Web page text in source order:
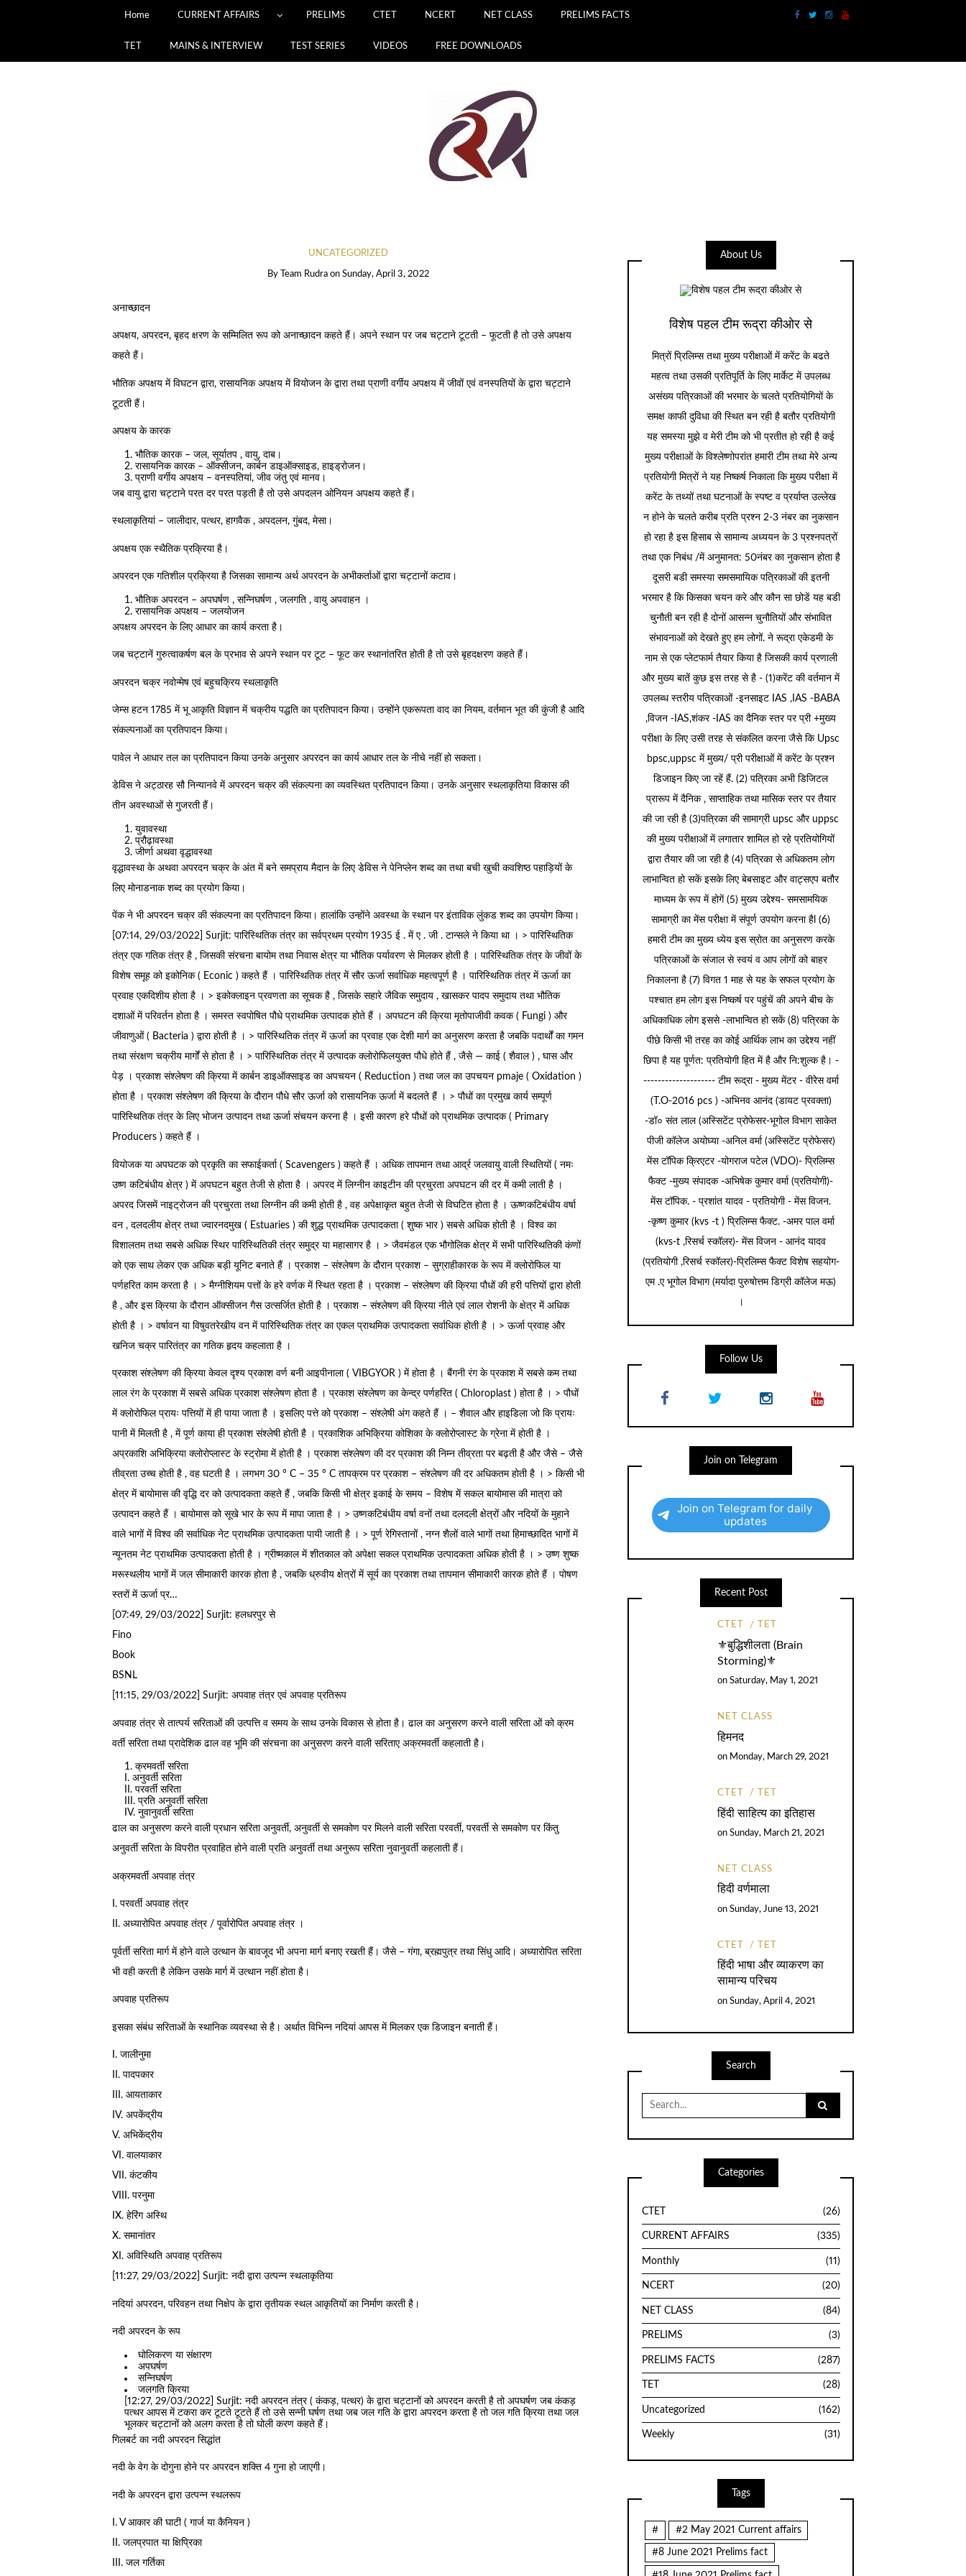
Home CURRENT AFFAIRS PRELIMS CTET NCERT NET CLASS PRELIMS FACTS
TET MAINS & INTERVIEW TEST SERIES VIDEOS FREE DOWNLOADS
UNCATEGORIZED
By Team Rudra on Sunday, April 3, 2022
अनाच्छादन
अपक्षय, अपरदन, बृहद क्षरण के सम्मिलित रूप को अनाच्छादन कहते हैं। अपने स्थान पर जब चट्टाने टूटती – फूटती है तो उसे अपक्षय
कहते हैं।
भौतिक अपक्षय में विघटन द्वारा, रासायनिक अपक्षय में वियोजन के द्वारा तथा प्राणी वर्गीय अपक्षय में जीवों एवं वनस्पतियों के द्वारा चट्टाने
टूटती हैं।
अपक्षय के कारक
भौतिक कारक – जल, सूर्यातप , वायु, दाब।
रासायनिक कारक – ऑक्सीजन, कार्बन डाइऑक्साइड, हाइड्रोजन।
प्राणी वर्गीय अपक्षय – वनस्पतियां, जीव जंतु एवं मानव।
जब वायु द्वारा चट्टाने परत दर परत पड़ती है तो उसे अपदलन ओनियन अपक्षय कहते हैं।
स्थलाकृतियां – जालीदार, पत्थर, हागवैक , अपदलन, गुंबद, मेसा।
अपक्षय एक स्थैतिक प्रक्रिया है।
अपरदन एक गतिशील प्रक्रिया है जिसका सामान्य अर्थ अपरदन के अभीकर्ताओं द्वारा चट्टानों कटाव।
भौतिक अपरदन – अपघर्षण , सन्निघर्षण , जलगति , वायु अपवाहन ।
रासायनिक अपक्षय – जलयोजन
अपक्षय अपरदन के लिए आधार का कार्य करता है।
जब चट्टानें गुरुत्वाकर्षण बल के प्रभाव से अपने स्थान पर टूट – फूट कर स्थानांतरित होती है तो उसे बृहदक्षरण कहते हैं।
अपरदन चक्र नवोन्मेष एवं बहुचक्रिय स्थलाकृति
जेम्स हटन 1785 में भू आकृति विज्ञान में चक्रीय पद्धति का प्रतिपादन किया। उन्होंने एकरूपता वाद का नियम, वर्तमान भूत की कुंजी है आदि
संकल्पनाओं का प्रतिपादन किया।
पावेल ने आधार तल का प्रतिपादन किया उनके अनुसार अपरदन का कार्य आधार तल के नीचे नहीं हो सकता।
डेविस ने अट्ठारह सौ निन्यानवे में अपरदन चक्र की संकल्पना का व्यवस्थित प्रतिपादन किया। उनके अनुसार स्थलाकृतिया विकास की
तीन अवस्थाओं से गुजरती हैं।
युवावस्था
प्रौढ़ावस्था
जीर्णा अथवा वृद्धावस्था
वृद्धावस्था के अथवा अपरदन चक्र के अंत में बने समप्राय मैदान के लिए डेविस ने पेनिप्लेन शब्द का तथा बची खुची कवशिष्ठ पहाड़ियों के
लिए मोनाडनाक शब्द का प्रयोग किया।
पेंक ने भी अपरदन चक्र की संकल्पना का प्रतिपादन किया। हालांकि उन्होंने अवस्था के स्थान पर इंताविक लुंकड शब्द का उपयोग किया।
[07:14, 29/03/2022] Surjit: पारिस्थितिक तंत्र का सर्वप्रथम प्रयोग 1935 ई . में ए . जी . टान्सले ने किया था । > पारिस्थितिक
तंत्र एक गतिक तंत्र है , जिसकी संरचना बायोम तथा निवास क्षेत्र या भौतिक पर्यावरण से मिलकर होती है । पारिस्थितिक तंत्र के जीवों के
विशेष समूह को इकोनिक ( Econic ) कहते हैं । पारिस्थितिक तंत्र में सौर ऊर्जा सर्वाधिक महत्वपूर्ण है । पारिस्थितिक तंत्र में ऊर्जा का
प्रवाह एकदिशीय होता है । > इकोक्लाइन प्रवणता का सूचक है , जिसके सहारे जैविक समुदाय , खासकर पादप समुदाय तथा भौतिक
दशाओं में परिवर्तन होता है । समस्त स्वपोषित पौधे प्राथमिक उत्पादक होते हैं । अपघटन की क्रिया मृतोपाजीवी कवक ( Fungi ) और
जीवाणुओं ( Bacteria ) द्वारा होती है । > पारिस्थितिक तंत्र में ऊर्जा का प्रवाह एक देशी मार्ग का अनुसरण करता है जबकि पदार्थों का गमन
तथा संरक्षण चक्रीय मार्गों से होता है । > पारिस्थितिक तंत्र में उत्पादक क्लोरोफिलयुक्त पौधे होते हैं , जैसे — काई ( शैवाल ) , घास और
पेड़ । प्रकाश संश्लेषण की क्रिया में कार्बन डाइऑक्साइड का अपचयन ( Reduction ) तथा जल का उपचयन pmaje ( Oxidation )
होता है । प्रकाश संश्लेषण की क्रिया के दौरान पौधे सौर ऊर्जा को रासायनिक ऊर्जा में बदलते हैं । > पौधों का प्रमुख कार्य सम्पूर्ण
पारिस्थितिक तंत्र के लिए भोजन उत्पादन तथा ऊर्जा संचयन करना है । इसी कारण हरे पौधों को प्राथमिक उत्पादक ( Primary
Producers ) कहते हैं ।
वियोजक या अपघटक को प्रकृति का सफाईकर्ता ( Scavengers ) कहते हैं । अधिक तापमान तथा आर्द्र जलवायु वाली स्थितियों ( नमः
उष्ण कटिबंधीय क्षेत्र ) में अपघटन बहुत तेजी से होता है । अपरद में लिग्नीन काइटीन की प्रचुरता अपघटन की दर में कमी लाती है ।
अपरद जिसमें नाइट्रोजन की प्रचुरता तथा लिग्नीन की कमी होती है , वह अपेक्षाकृत बहुत तेजी से विघटित होता है । ऊष्णकटिबंधीय वर्षा
वन , दलदलीय क्षेत्र तथा ज्वारनदमुख ( Estuaries ) की शुद्ध प्राथमिक उत्पादकता ( शुष्क भार ) सबसे अधिक होती है । विश्व का
विशालतम तथा सबसे अधिक स्थिर पारिस्थितिकी तंत्र समुद्र या महासागर है । > जैवमंडल एक भौगोलिक क्षेत्र में सभी पारिस्थितिकी कंणों
को एक साथ लेकर एक अधिक बड़ी यूनिट बनाते हैं । प्रकाश – संश्लेषण के दौरान प्रकाश – सुग्राहीकारक के रूप में क्लोरोफिल या
पर्णहरित काम करता है । > मैग्नीशियम पत्तों के हरे वर्णक में स्थित रहता है । प्रकाश – संश्लेषण की क्रिया पौधों की हरी पत्तियों द्वारा होती
है , और इस क्रिया के दौरान ऑक्सीजन गैस उत्सर्जित होती है । प्रकाश – संश्लेषण की क्रिया नीले एवं लाल रोशनी के क्षेत्र में अधिक
होती है । > वर्षावन या विषुवतरेखीय वन में पारिस्थितिक तंत्र का एकल प्राथमिक उत्पादकता सर्वाधिक होती है । > ऊर्जा प्रवाह और
खनिज चक्र पारितंत्र का गतिक हृदय कहलाता है ।
प्रकाश संश्लेषण की क्रिया केवल दृश्य प्रकाश वर्ण बनी आइपीनाला ( VIBGYOR ) में होता है । बैंगनी रंग के प्रकाश में सबसे कम तथा
लाल रंग के प्रकाश में सबसे अधिक प्रकाश संश्लेषण होता है । प्रकाश संश्लेषण का केन्द्र पर्णहरित ( Chloroplast ) होता है । > पौधों
में क्लोरोफिल प्रायः पत्तियों में ही पाया जाता है । इसलिए पत्ते को प्रकाश – संश्लेषी अंग कहते हैं । – शैवाल और हाइडिला जो कि प्रायः
पानी में मिलती है , में पूर्ण काया ही प्रकाश संश्लेषी होती है । प्रकाशिक अभिक्रिया कोशिका के क्लोरोप्लास्ट के ग्रेना में होती है ।
अप्रकाशि अभिक्रिया क्लोरोप्लास्ट के स्ट्रोमा में होती है । प्रकाश संश्लेषण की दर प्रकाश की निम्न तीव्रता पर बढ़ती है और जैसे – जैसे
तीव्रता उच्च होती है , वह घटती है । लगभग 30 ° C – 35 ° C तापक्रम पर प्रकाश – संश्लेषण की दर अधिकतम होती है । > किसी भी
क्षेत्र में बायोमास की वृद्धि दर को उत्पादकता कहते हैं , जबकि किसी भी क्षेत्र इकाई के समय – विशेष में सकल बायोमास की मात्रा को
उत्पादन कहते हैं । बायोमास को सूखे भार के रूप में मापा जाता है । > उष्णकटिबंधीय वर्षा वनों तथा दलदली क्षेत्रों और नदियों के मुहाने
वाले भागों में विश्व की सर्वाधिक नेट प्राथमिक उत्पादकता पायी जाती है । > पूर्ण रेगिस्तानों , नग्न शैलों वाले भागों तथा हिमाच्छादित भागों में
न्यूनतम नेट प्राथमिक उत्पादकता होती है । ग्रीष्मकाल में शीतकाल को अपेक्षा सकल प्राथमिक उत्पादकता अधिक होती है । > उष्ण शुष्क
मरूस्थलीय भागों में जल सीमाकारी कारक होता है , जबकि ध्रुवीय क्षेत्रों में सूर्य का प्रकाश तथा तापमान सीमाकारी कारक होते हैं । पोषण
स्तरों में ऊर्जा प्र…
[07:49, 29/03/2022] Surjit: हलधरपुर से
Fino
Book
BSNL
[11:15, 29/03/2022] Surjit: अपवाह तंत्र एवं अपवाह प्रतिरूप
अपवाह तंत्र से तात्पर्य सरिताओं की उत्पत्ति व समय के साथ उनके विकास से होता है। ढाल का अनुसरण करने वाली सरिता ओं को क्रम
वर्ती सरिता तथा प्रादेशिक ढाल वह भूमि की संरचना का अनुसरण करने वाली सरिताए अक्रमवर्ती कहलाती है।
क्रमवर्ती सरिता
I. अनुवर्ती सरिता
II. परवर्ती सरिता
III. प्रति अनुवर्ती सरिता
IV. नुवानुवर्ती सरिता
ढाल का अनुसरण करने वाली प्रधान सरिता अनुवर्ती, अनुवर्ती से समकोण पर मिलने वाली सरिता परवर्ती, परवर्ती से समकोण पर किंतु
अनुवर्ती सरिता के विपरीत प्रवाहित होने वाली प्रति अनुवर्ती तथा अनुरूप सरिता नुवानुवर्ती कहलाती हैं।
अक्रमवर्ती अपवाह तंत्र
I. परवर्ती अपवाह तंत्र
II. अध्यारोपित अपवाह तंत्र / पूर्वारोपित अपवाह तंत्र ।
पूर्वर्ती सरिता मार्ग में होने वाले उत्थान के बावजूद भी अपना मार्ग बनाए रखती हैं। जैसे – गंगा, ब्रह्मपुत्र तथा सिंधु आदि। अध्यारोपित सरिता
भी वही करती है लेकिन उसके मार्ग में उत्थान नहीं होता है।
अपवाह प्रतिरूप
इसका संबंध सरिताओं के स्थानिक व्यवस्था से है। अर्थात विभिन्न नदियां आपस में मिलकर एक डिजाइन बनाती हैं।
I. जालीनुमा
II. पादपकार
III. आयताकार
IV. अपकेंद्रीय
V. अभिकेंद्रीय
VI. वालयाकार
VII. कंटकीय
VIII. परनुमा
IX. हेरिंग अस्थि
X. समानांतर
XI. अविस्थिति अपवाह प्रतिरूप
[11:27, 29/03/2022] Surjit: नदी द्वारा उत्पन्न स्थलाकृतिया
नदियां अपरदन, परिवहन तथा निक्षेप के द्वारा तृतीयक स्थल आकृतियों का निर्माण करती है।
नदी अपरदन के रूप
घोलिकरण या संक्षारण
अपघर्षण
सन्निघर्षण
जलगति क्रिया
[12:27, 29/03/2022] Surjit: नदी अपरदन तंत्र ( कंकड़, पत्थर) के द्वारा चट्टानों को अपरदन करती है तो अपघर्षण जब कंकड़
पत्थर आपस में टकरा कर टूटते टूटते हैं तो उसे सन्नी घर्षण तथा जब जल गति के द्वारा अपरदन करता है तो जल गति क्रिया तथा जल
भूलकर चट्टानों को अलग करता है तो घोली करण कहते हैं।
गिलबर्ट का नदी अपरदन सिद्धांत
नदी के वेग के दोगुना होने पर अपरदन शक्ति 4 गुना हो जाएगी।
नदी के अपरदन द्वारा उत्पन्न स्थलरूप
I. V आकार की घाटी ( गार्ज या कैनियन )
II. जलप्रपात या क्षिप्रिका
III. जल गर्तिका
About Us
विशेष पहल टीम रूद्रा कीओर से
मित्रों प्रिलिम्स तथा मुख्य परीक्षाओं में करेंट के बढते
महत्व तथा उसकी प्रतिपूर्ति के लिए मार्केट में उपलब्ध
असंख्य पत्रिकाओं की भरमार के चलते प्रतियोगियों के
समक्ष काफी दुविधा की स्थित बन रही है बतौर प्रतियोगी
यह समस्या मुझे व मेरी टीम को भी प्रतीत हो रही है कई
मुख्य परीक्षाओं के विश्लेष्णोपरांत हमारी टीम तथा मेरे अन्य
प्रतियोगी मित्रों ने यह निष्कर्ष निकाला कि मुख्य परीक्षा में
करेंट के तथ्यों तथा घटनाओं के स्पष्ट व प्रर्याप्त उल्लेख
न होने के चलते करीब प्रति प्रश्न 2-3 नंबर का नुकसान
हो रहा है इस हिसाब से सामान्य अध्ययन के 3 प्रश्नपत्रों
तथा एक निबंध /में अनुमानत: 50नंबर का नुकसान होता है
दूसरी बडी समस्या समसमायिक पत्रिकाओं की इतनी
भरमार है कि किसका चयन करे और कौन सा छोडें यह बडी
चुनौती बन रही है दोनों आसन्न चुनौतियों और संभावित
संभावनाओं को देखते हुए हम लोगों. ने रूद्रा एकेडमी के
नाम से एक प्लेटफार्म तैयार किया है जिसकी कार्य प्रणाली
और मुख्य बातें कुछ इस तरह से है - (1)करेंट की वर्तमान में
उपलब्ध स्तरीय पत्रिकाओं -इनसाइट IAS ,IAS -BABA
,विजन -IAS,शंकर -IAS का दैनिक स्तर पर प्री +मुख्य
परीक्षा के लिए उसी तरह से संकलित करना जैसे कि Upsc
bpsc,uppsc में मुख्य/ प्री परीक्षाओं में करेंट के प्रश्न
डिजाइन किए जा रहें हैं. (2) पत्रिका अभी डिजिटल
प्रारूप में दैनिक , साप्ताहिक तथा मासिक स्तर पर तैयार
की जा रही है (3)पत्रिका की सामाग्री upsc और uppsc
की मुख्य परीक्षाओं में लगातार शामिल हो रहे प्रतियोगियों
द्वारा तैयार की जा रही है (4) पत्रिका से अधिकतम लोग
लाभान्वित हो सकें इसके लिए बेबसाइट और वाट्सएप बतौर
माध्यम के रूप में होगें (5) मुख्य उद्देश्य- समसामयिक
सामाग्री का मेंस परीक्षा में संपूर्ण उपयोग करना हैl (6)
हमारी टीम का मुख्य ध्येय इस स्रोत का अनुसरण करके
पत्रिकाओं के संजाल से स्वयं व आप लोगों को बाहर
निकालना है (7) विगत 1 माह से यह के सफल प्रयोग के
पश्चात हम लोग इस निष्कर्ष पर पहुंचें की अपने बीच के
अधिकाधिक लोग इससे -लाभान्वित हो सकें (8) पत्रिका के
पीछे किसी भी तरह का कोई आर्थिक लाभ का उद्देश्य नहीं
छिपा है यह पूर्णत: प्रतियोगी हित में है और नि:शुल्क है। -
-------------------- टीम रूद्रा - मुख्य मेंटर - वीरेेस वर्मा
(T.O-2016 pcs ) -अभिनव आनंद (डायट प्रवक्ता)
-डॉ० संत लाल (अस्सिटेंट प्रोफेसर-भूगोल विभाग साकेत
पीजी कॉलेज अयोघ्या -अनिल वर्मा (अस्सिटेंट प्रोफेसर)
मेंस टॉपिक क्रिएटर -योगराज पटेल (VDO)- प्रिलिम्स
फैक्ट -मुख्य संपादक -अभिषेक कुमार वर्मा (प्रतियोगी)-
मेंस टॉपिक. - प्रशांत यादव - प्रतियोगी - मेंस विजन.
-कृष्ण कुमार (kvs -t ) प्रिलिम्स फैक्ट. -अमर पाल वर्मा
(kvs-t ,रिसर्च स्कॉलर)- मेंस विजन - आनंद यादव
(प्रतियोगी ,रिसर्च स्कॉलर)-प्रिलिम्स फैक्ट विशेष सहयोग-
एम .ए भूगोल विभाग (मर्यादा पुरुषोत्तम डिग्री कॉलेज मऊ)
।
Follow Us
Join on Telegram
Join on Telegram for daily
updates
Recent Post
CTET TET
⚜️बुद्धिशीलता (Brain
Storming)⚜️
on Saturday, May 1, 2021
NET CLASS
हिमनद
on Monday, March 29, 2021
CTET TET
हिंदी साहित्य का इतिहास
on Sunday, March 21, 2021
NET CLASS
हिदी वर्णमाला
on Sunday, June 13, 2021
CTET TET
हिंदी भाषा और व्याकरण का
सामान्य परिचय
on Sunday, April 4, 2021
Search
Search
for:
Categories
CTET (26)
CURRENT AFFAIRS (335)
Monthly (11)
NCERT (20)
NET CLASS (84)
PRELIMS (3)
PRELIMS FACTS (287)
TET (28)
Uncategorized (162)
Weekly (31)
Tags
# #2 May 2021 Current affairs
#8 June 2021 Prelims fact